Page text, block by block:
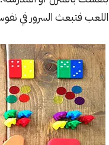
اللعب فتبعث السرور في